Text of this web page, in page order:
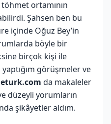
ortamının
Şahsen ben bu
içinde Oğuz Bey’in
böyle bir
birçok kişi ile
görüşmeler ve
da makaleler
düzeyli yorumların
şikâyetler aldım.